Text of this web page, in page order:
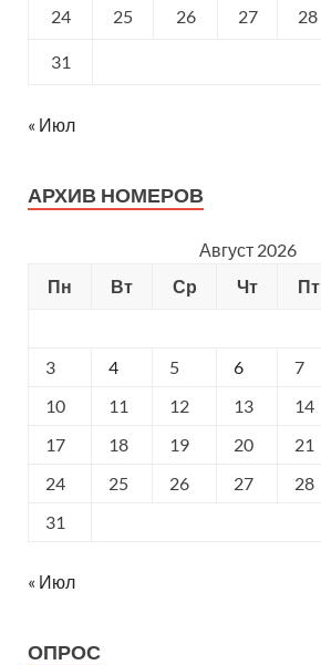
24 25 26 27 28
31
« Июл
АРХИВ НОМЕРОВ
Август 2026
Пн
Вт Ср Чт Пт
3
4 5 6 7
10
11 12 13 14
17
18 19 20 21
24
25 26 27 28
31
« Июл
ОПРОС